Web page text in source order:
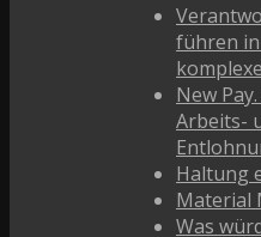
führen
New
Arbeits-
Haltung
Material
Was